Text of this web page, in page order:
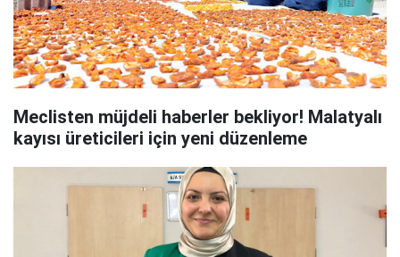
Meclisten müjdeli haberler bekliyor! Malatyalı
kayısı üreticileri için yeni düzenleme